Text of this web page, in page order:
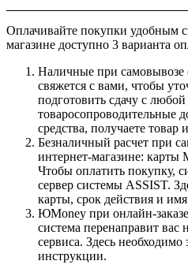
Оплачивайте покупки удобным
магазине доступно 3 варианта
Наличные при самовывозе
свяжется с вами, чтобы
подготовить сдачу с
товаросопроводительные
средства, получаете товар
Безналичный расчет при
интернет-магазине:
Чтобы оплатить покупку,
сервер системы ASSIST.
карты, срок действия и
ЮMoney при онлайн-
система перенаправит вас
сервиса. Здесь
инструкции.